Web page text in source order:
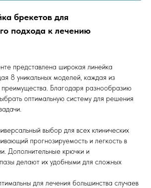
брекетов для
подхода к лечению
представлена широкая линейка
8 уникальных моделей, каждая из
Благодаря разнообразию
оптимальную систему для решения
выбор для всех клинических
прогнозируемость и легкость в
Дополнительные крючки и
делают их удобными для сложных
для лечения большинства случаев